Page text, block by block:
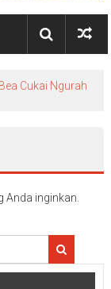
Cukai Ngurah
inginkan.